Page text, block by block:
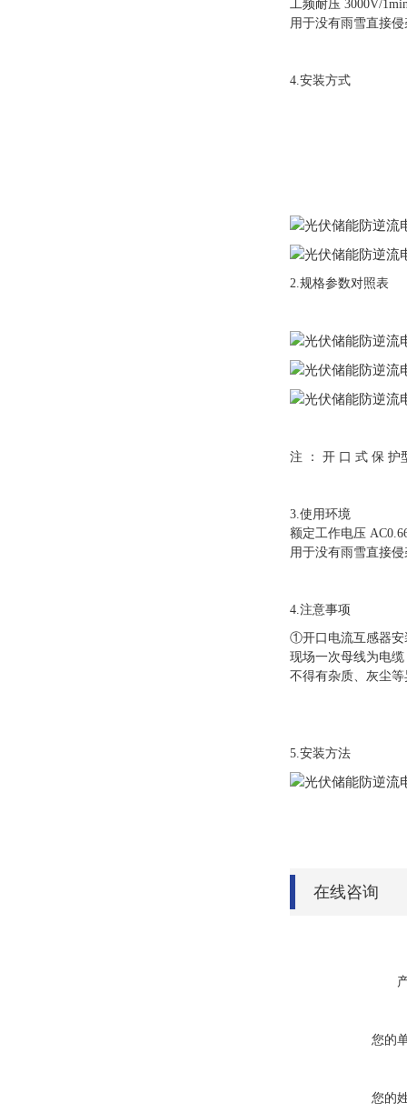
工频耐压 3000V/
用于没有雨雪直接
4.安装方式
2.规格参数对照表
注 ： 开 口 式 保 护
3.使用环境
额定工作电压
用于没有雨雪直接
4.注意事项
①开口电流互感器安
现场一次母线为电
不得有杂质、灰尘
5.安装方法
在线咨询
您的
您的